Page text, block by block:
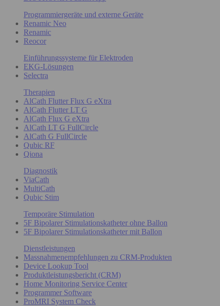
Programmiergeräte und externe Geräte
Renamic Neo
Renamic
Reocor
Einführungssysteme für Elektroden
EKG-Lösungen
Selectra
Therapien
AlCath Flutter Flux G eXtra
AlCath Flutter LT G
AlCath Flux G eXtra
AlCath LT G FullCircle
AlCath G FullCircle
Qubic RF
Qiona
Diagnostik
ViaCath
MultiCath
Qubic Stim
Temporäre Stimulation
5F Bipolarer Stimulationskatheter ohne Ballon
5F Bipolarer Stimulationskatheter mit Ballon
Dienstleistungen
Massnahmenempfehlungen zu CRM-Produkten
Device Lookup Tool
Produktleistungsbericht (CRM)
Home Monitoring Service Center
Programmer Software
ProMRI System Check